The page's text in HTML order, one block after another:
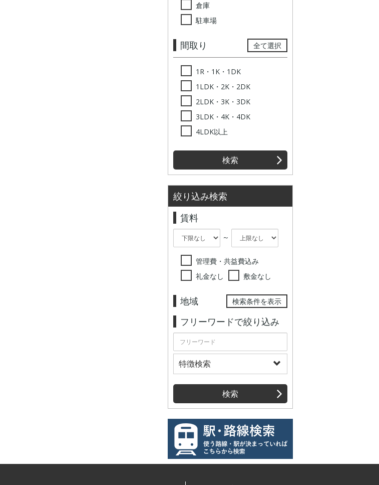
倉庫
駐車場
間取り 全て選択
1R・1K・1DK
1LDK・2K・2DK
2LDK・3K・3DK
3LDK・4K・4DK
4LDK以上
検索
絞り込み検索
賃料
～
管理費・共益費込み
礼金なし
敷金なし
地域 検索条件を表示
フリーワードで絞り込み
特徴検索
検索